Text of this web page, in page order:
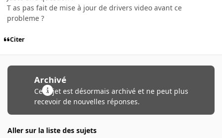
T as pas fait de mise à jour de drivers video avant ce
probleme ?
Citer
Archivé
Ce sujet est désormais archivé et ne peut plus
recevoir de nouvelles réponses.
Aller sur la liste des sujets